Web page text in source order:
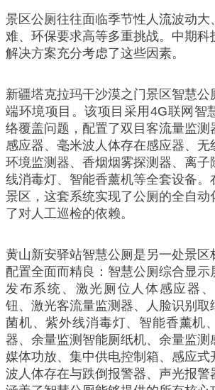
景区公厕往往面临季节性人流波动大
难、环保要求高等多重挑战。中期科
解决方案充分考虑了这些因素。
新疆塔克拉玛干沙漠之门景区智慧公
端环境项目。该项目采用4G联网智
络覆盖问题，配置了双目客流量监测
感应器、毫米波人体存在感应器、无
环境监测器、香烟烟雾探测器、离子
线消毒灯、智能香薰机等全套设备。
景区，这套系统实现了公厕的全自动
了对人工巡检的依赖。
黄山新安驿站智慧公厕是另一处景区
配置全面而精良：智慧公厕综合显示
发布系统、激光厕位人体感应器
钮、激光客流量监测器、人脸识别取
菌机、紫外线消毒灯、智能香薰机
器、余量监测智能厕纸机、余量监测
媒体功放、集中供电控制箱、感应式
波人体存在与跌倒报警器、声光报警